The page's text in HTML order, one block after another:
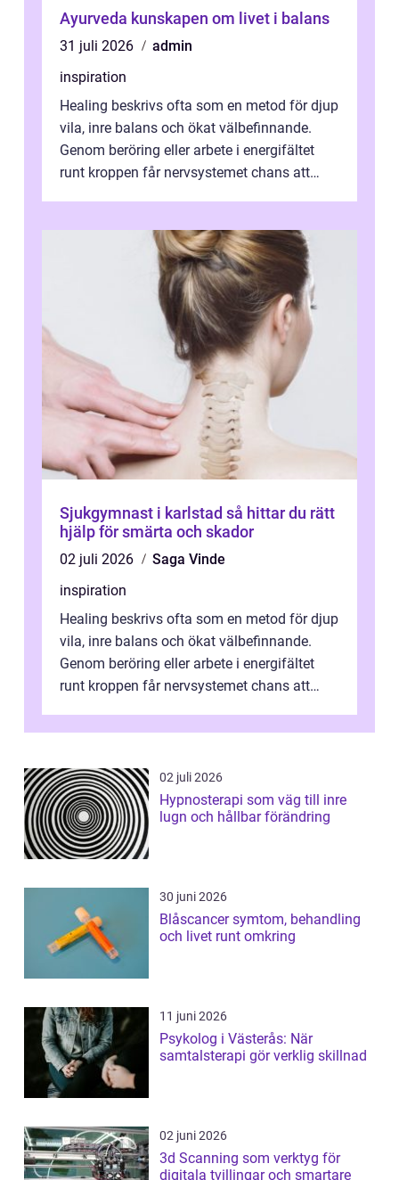
Ayurveda kunskapen om livet i balans
31 juli 2026
admin
inspiration
Healing beskrivs ofta som en metod för djup
vila, inre balans och ökat välbefinnande.
Genom beröring eller arbete i energifältet
runt kroppen får nervsystemet chans att
Sjukgymnast i karlstad så hittar du rätt
hjälp för smärta och skador
02 juli 2026
Saga Vinde
inspiration
Healing beskrivs ofta som en metod för djup
vila, inre balans och ökat välbefinnande.
Genom beröring eller arbete i energifältet
runt kroppen får nervsystemet chans att
02 juli 2026
Hypnosterapi som väg till inre
lugn och hållbar förändring
30 juni 2026
Blåscancer symtom, behandling
och livet runt omkring
11 juni 2026
Psykolog i Västerås: När
samtalsterapi gör verklig skillnad
02 juni 2026
3d Scanning som verktyg för
digitala tvillingar och smartare